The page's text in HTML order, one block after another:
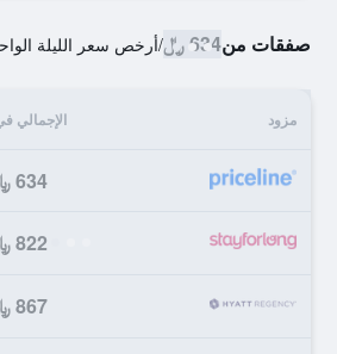
صفقات من634 ﷼ /أرخص سعر الليلة
مزود الإجمالي
634 ﷼
822 ﷼
867 ﷼